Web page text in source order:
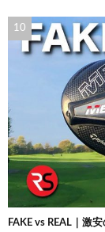
FAKE vs REAL｜激